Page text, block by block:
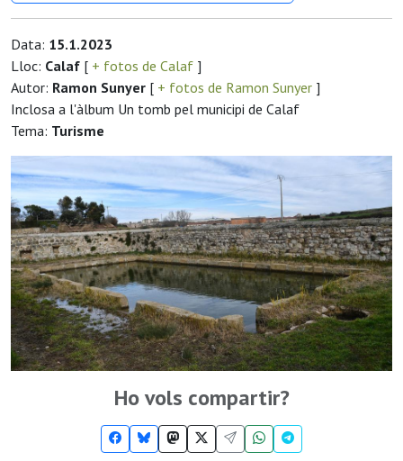
Data: 15.1.2023
Lloc: Calaf [ + fotos de Calaf ]
Autor: Ramon Sunyer [ + fotos de Ramon Sunyer ]
Inclosa a l'àlbum Un tomb pel municipi de Calaf
Tema: Turisme
Ho vols compartir?